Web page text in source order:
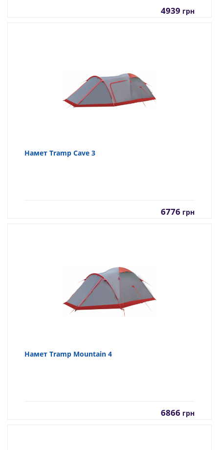
4939 грн
Намет Tramp Cave 3
6776 грн
Намет Tramp Mountain 4
6866 грн